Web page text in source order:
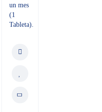
un mes
(1
Tableta).